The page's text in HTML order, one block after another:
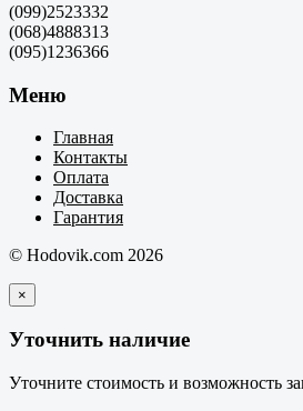
(099)2523332
(068)4888313
(095)1236366
Меню
Главная
Контакты
Оплата
Доставка
Гарантия
© Hodovik.com 2026
×
Уточнить наличие
Уточните стоимость и возможность